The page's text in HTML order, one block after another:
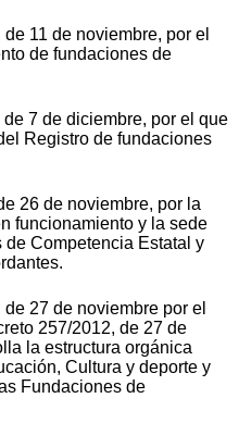
11 de noviembre, por el
de fundaciones de
7 de diciembre, por el que
Registro de fundaciones
26 de noviembre, por la
funcionamiento y la sede
Competencia Estatal y
27 de noviembre por el
257/2012, de 27 de
la estructura orgánica
Cultura y deporte y
Fundaciones de